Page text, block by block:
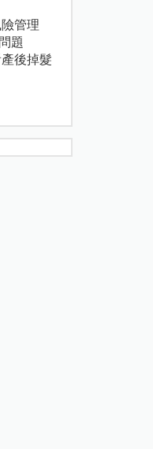
管理
題
後掉髮